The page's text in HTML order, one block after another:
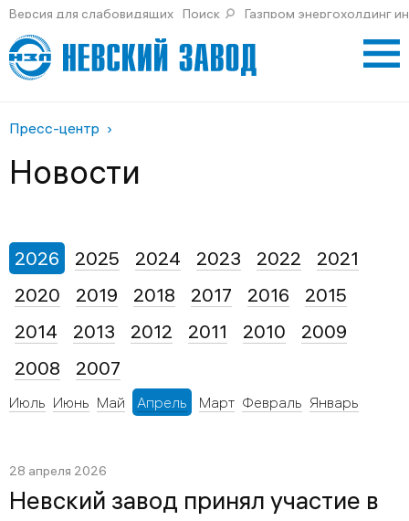
Версия для слабовидящих Поиск Газпром энергохолдинг
Пресс-центр
Новости
2026
Июль Июнь Май Апрель Март Февраль Январь
2025 2024 2023 2022
2021
2020
2019 2018 2017 2016
2015
2014
2013 2012 2011 2010
2009
2008
2007
28 апреля 2026
Невский завод принял участие в